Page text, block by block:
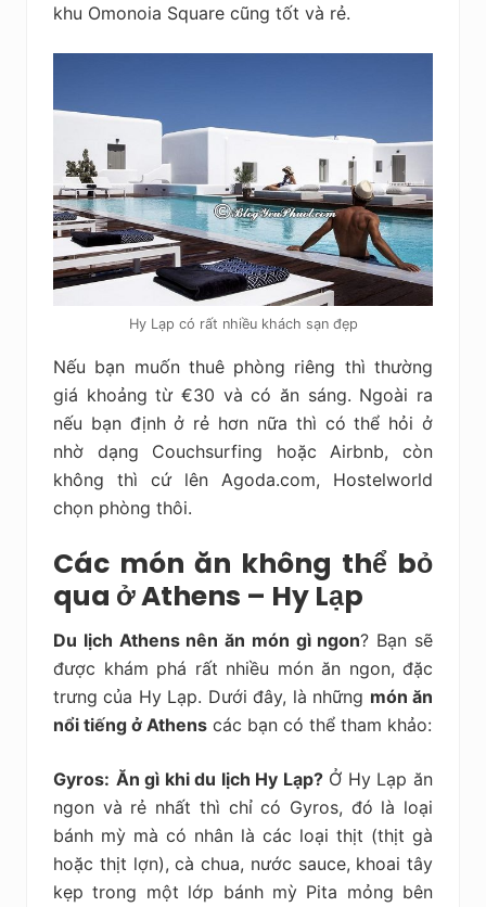
khu Omonoia Square cũng tốt và rẻ.
Hy Lạp có rất nhiều khách sạn đẹp
Nếu bạn muốn thuê phòng riêng thì thường
giá khoảng từ €30 và có ăn sáng. Ngoài ra
nếu bạn định ở rẻ hơn nữa thì có thể hỏi ở
nhờ dạng Couchsurfing hoặc Airbnb, còn
không thì cứ lên Agoda.com, Hostelworld
chọn phòng thôi.
Các món ăn không thể bỏ
qua ở Athens – Hy Lạp
Du lịch Athens nên ăn món gì ngon? Bạn sẽ
được khám phá rất nhiều món ăn ngon, đặc
trưng của Hy Lạp. Dưới đây, là những món ăn
nổi tiếng ở Athens các bạn có thể tham khảo:
Gyros: Ăn gì khi du lịch Hy Lạp?Ở Hy Lạp ăn
ngon và rẻ nhất thì chỉ có Gyros, đó là loại
bánh mỳ mà có nhân là các loại thịt (thịt gà
hoặc thịt lợn), cà chua, nước sauce, khoai tây
kẹp trong một lớp bánh mỳ Pita mỏng bên